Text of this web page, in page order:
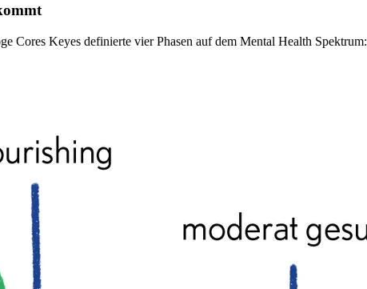
Cores Keyes definierte vier Phasen auf dem Mental Health Spektrum: